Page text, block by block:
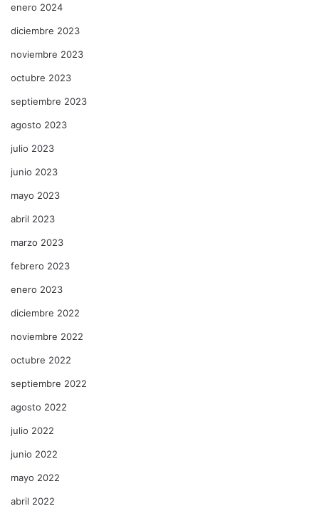
enero 2024
diciembre 2023
noviembre 2023
octubre 2023
septiembre 2023
agosto 2023
julio 2023
junio 2023
mayo 2023
abril 2023
marzo 2023
febrero 2023
enero 2023
diciembre 2022
noviembre 2022
octubre 2022
septiembre 2022
agosto 2022
julio 2022
junio 2022
mayo 2022
abril 2022